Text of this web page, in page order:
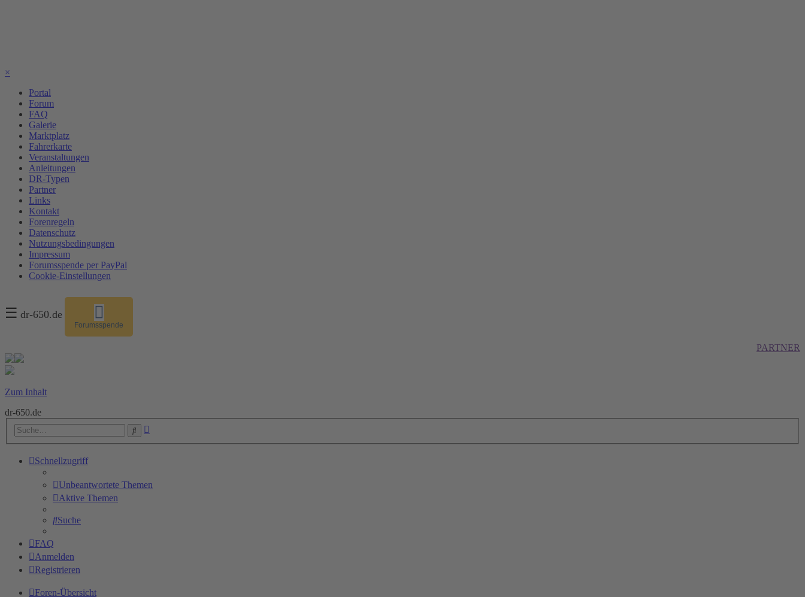
×
Portal
Forum
FAQ
Galerie
Marktplatz
Fahrerkarte
Veranstaltungen
Anleitungen
DR-Typen
Partner
Links
Kontakt
Forenregeln
Datenschutz
Nutzungsbedingungen
Impressum
Forumsspende per PayPal
Cookie-Einstellungen
☰ dr-650.de
Forumsspende
PARTNER
Zum Inhalt
dr-650.de
Suche
Schnellzugriff
Unbeantwortete Themen
Aktive Themen
Suche
FAQ
Anmelden
Registrieren
Foren-Übersicht